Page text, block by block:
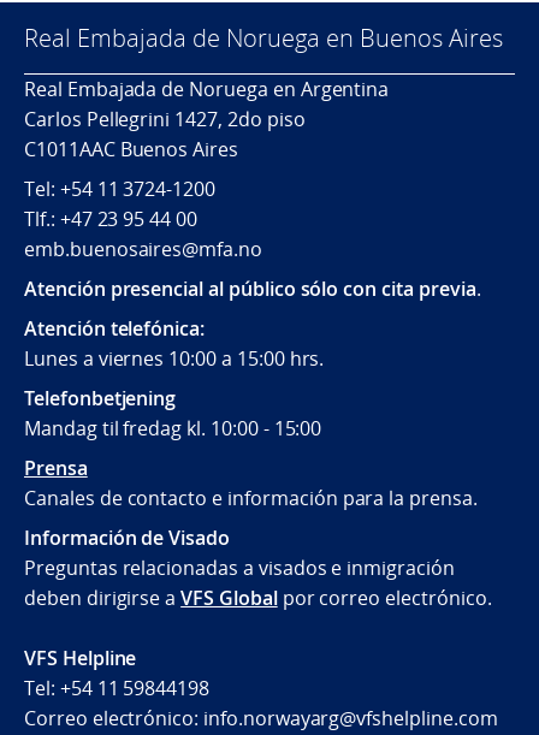
Real Embajada de Noruega en Buenos Aires
Real Embajada de Noruega en Argentina
Carlos Pellegrini 1427, 2do piso
C1011AAC Buenos Aires
Tel: +54 11 3724-1200
Tlf.: +47 23 95 44 00
emb.buenosaires@mfa.no
Atención presencial al público sólo con cita previa.
Atención telefónica:
Lunes a viernes 10:00 a 15:00 hrs.
Telefonbetjening
Mandag til fredag kl. 10:00 - 15:00
Prensa
Canales de contacto e información para la prensa.
Información de Visado
Preguntas relacionadas a visados e inmigración
deben dirigirse aVFS Globalpor correo electrónico.
VFS Helpline
Tel: +54 11 59844198
Correo electrónico: info.norwayarg@vfshelpline.com